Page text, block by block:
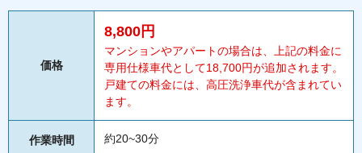
価格
8,800円
マンションやアパートの場合は、上記の料金に
専用仕様車代として18,700円が追加されます。
戸建ての料金には、高圧洗浄車代が含まれてい
ます。
作業時間 約20~30分